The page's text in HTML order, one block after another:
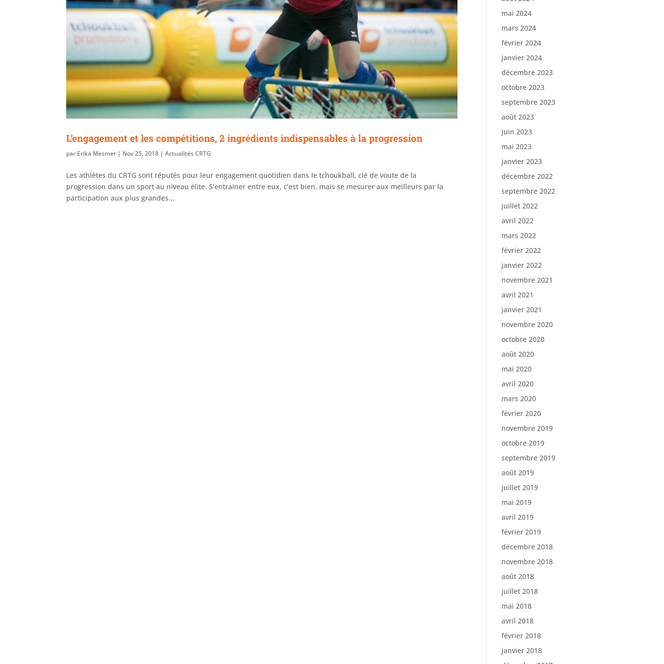
L’engagement et les compétitions, 2 ingrédients indispensables à la progression
par Erika Mesmer | Nov 25, 2018 |Actualités CRTG
Les athlètes du CRTG sont réputés pour leur engagement quotidien dans le tchoukball, clé de voute de la
progression dans un sport au niveau élite. S’entrainer entre eux, c’est bien, mais se mesurer aux meilleurs par la
participation aux plus grandes...
mai 2024
mars 2024
février 2024
janvier 2024
décembre 2023
octobre 2023
septembre 2023
août 2023
juin 2023
mai 2023
janvier 2023
décembre 2022
septembre 2022
juillet 2022
avril 2022
mars 2022
février 2022
janvier 2022
novembre 2021
avril 2021
janvier 2021
novembre 2020
octobre 2020
août 2020
mai 2020
avril 2020
mars 2020
février 2020
novembre 2019
octobre 2019
septembre 2019
août 2019
juillet 2019
mai 2019
avril 2019
février 2019
décembre 2018
novembre 2018
août 2018
juillet 2018
mai 2018
avril 2018
février 2018
janvier 2018